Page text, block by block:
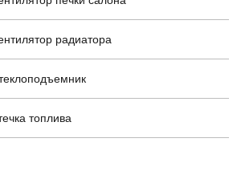
радиатора
топлива